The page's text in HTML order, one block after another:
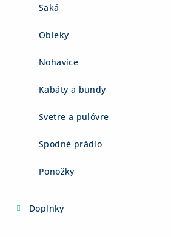
Saká
Obleky
Nohavice
Kabáty a bundy
Svetre a pulóvre
Spodné prádlo
Ponožky
Doplnky